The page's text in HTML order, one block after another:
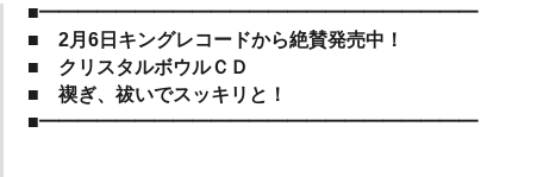
■━━━━━━━━━━━━━━━━━━━━━━━
■ 2月6日キングレコードから絶賛発売中！
■ クリスタルボウルＣＤ
■ 禊ぎ、祓いでスッキリと！
■━━━━━━━━━━━━━━━━━━━━━━━